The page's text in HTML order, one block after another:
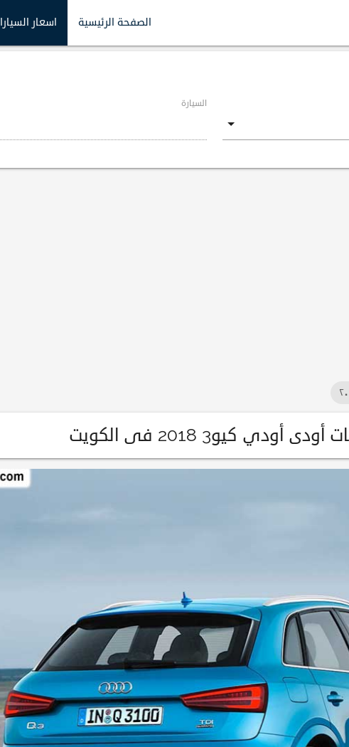
الصفحة الرئيسية اسعار
السيارة
كيو3 2018 فى الكويت